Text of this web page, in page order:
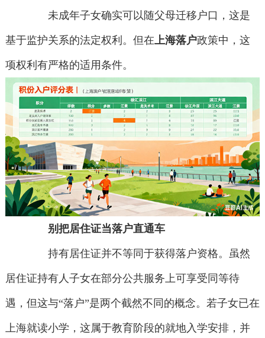
未成年子女确实可以随父母迁移户口，这是
基于监护关系的法定权利。但在上海落户政策中，这
项权利有严格的适用条件。
别把居住证当落户直通车
持有居住证并不等同于获得落户资格。虽然
居住证持有人子女在部分公共服务上可享受同等待
遇，但这与“落户”是两个截然不同的概念。若子女已在
上海就读小学，这属于教育阶段的就地入学安排，并